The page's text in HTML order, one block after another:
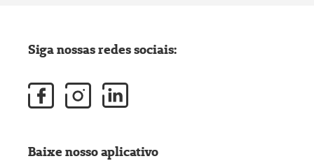
Siga nossas redes sociais:
Baixe nosso aplicativo